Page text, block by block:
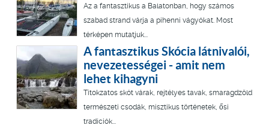
Az a fantasztikus a Balatonban, hogy számos
szabad strand várja a pihenni vágyókat. Most
térképen mutatjuk...
A fantasztikus Skócia látnivalói,
nevezetességei - amit nem
lehet kihagyni
Titokzatos skót várak, rejtélyes tavak, smaragdzöld
természeti csodák, misztikus történetek, ősi
tradíciók...